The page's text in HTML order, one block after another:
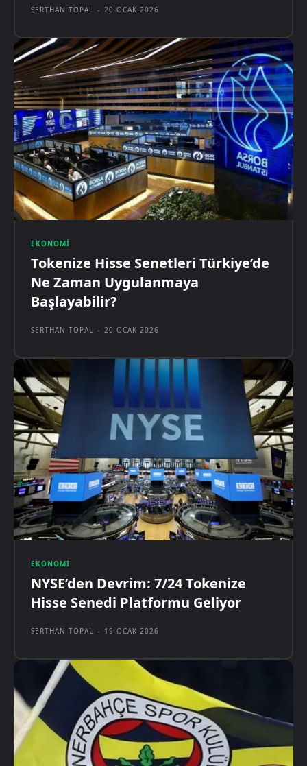
SERTHAN TOPAL - 20 OCAK 2026
EKONOMI
Tokenize Hisse Senetleri Türkiye’de
Ne Zaman Uygulanmaya
Başlayabilir?
SERTHAN TOPAL - 20 OCAK 2026
EKONOMI
NYSE’den Devrim: 7/24 Tokenize
Hisse Senedi Platformu Geliyor
SERTHAN TOPAL - 19 OCAK 2026